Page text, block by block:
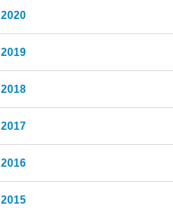
2020
2019
2018
2017
2016
2015